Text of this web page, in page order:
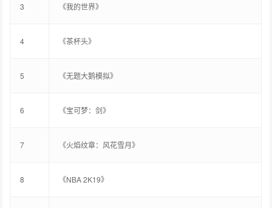
3 《我的世界》
4 《茶杯头》
5 《无题大鹅模拟》
6 《宝可梦：剑》
7 《火焰纹章：风花雪月》
8 《NBA 2K19》